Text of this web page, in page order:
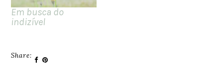
Em busca do
indizível
Share: